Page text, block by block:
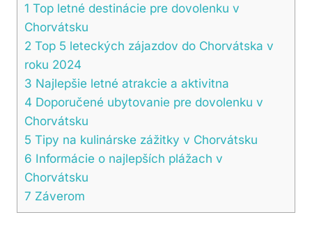
1 Top letné destinácie pre dovolenku v⁤
Chorvátsku
2 Top⁣ 5 leteckých zájazdov do Chorvátska⁣ v
roku 2024
3 Najlepšie letné ‌atrakcie a aktivitna
4 Doporučené ubytovanie pre ⁤dovolenku v
Chorvátsku
5 Tipy na​ kulinárske​ zážitky v‍ Chorvátsku
6 Informácie o najlepších plážach v
Chorvátsku
7 Záverom